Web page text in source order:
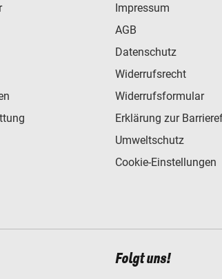
Impressum
AGB
Datenschutz
Widerrufsrecht
Widerrufsformular
Erklärung zur
Umweltschutz
Cookie-Einstellungen
Folgt uns!